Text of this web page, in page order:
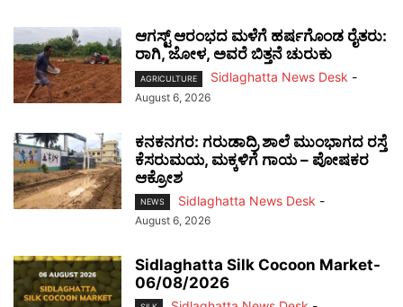
ಆಗಸ್ಟ್ ಆರಂಭದ ಮಳೆಗೆ ಹರ್ಷಗೊಂಡ ರೈತರು:
ರಾಗಿ, ಜೋಳ, ಅವರೆ ಬಿತ್ತನೆ ಚುರುಕು
AGRICULTURE Sidlaghatta News Desk -
August 6, 2026
ಕನಕನಗರ: ಗರುಡಾದ್ರಿ ಶಾಲೆ ಮುಂಭಾಗದ ರಸ್ತೆ
ಕೆಸರುಮಯ, ಮಕ್ಕಳಿಗೆ ಗಾಯ – ಪೋಷಕರ
ಆಕ್ರೋಶ
NEWS Sidlaghatta News Desk -
August 6, 2026
Sidlaghatta Silk Cocoon Market-
06/08/2026